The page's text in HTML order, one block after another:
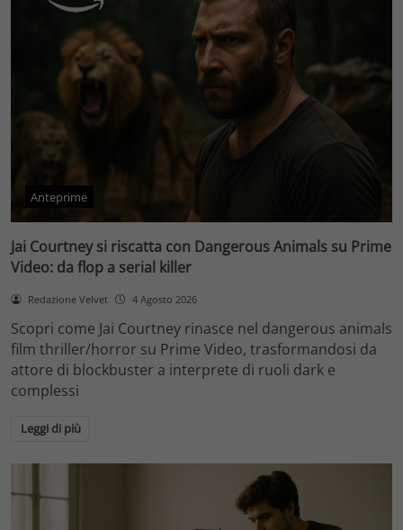
Anteprime
Jai Courtney si riscatta con Dangerous Animals su Prime
Video: da flop a serial killer
Redazione Velvet 4 Agosto 2026
Scopri come Jai Courtney rinasce nel dangerous animals
film thriller/horror su Prime Video, trasformandosi da
attore di blockbuster a interprete di ruoli dark e
complessi
Leggi di più